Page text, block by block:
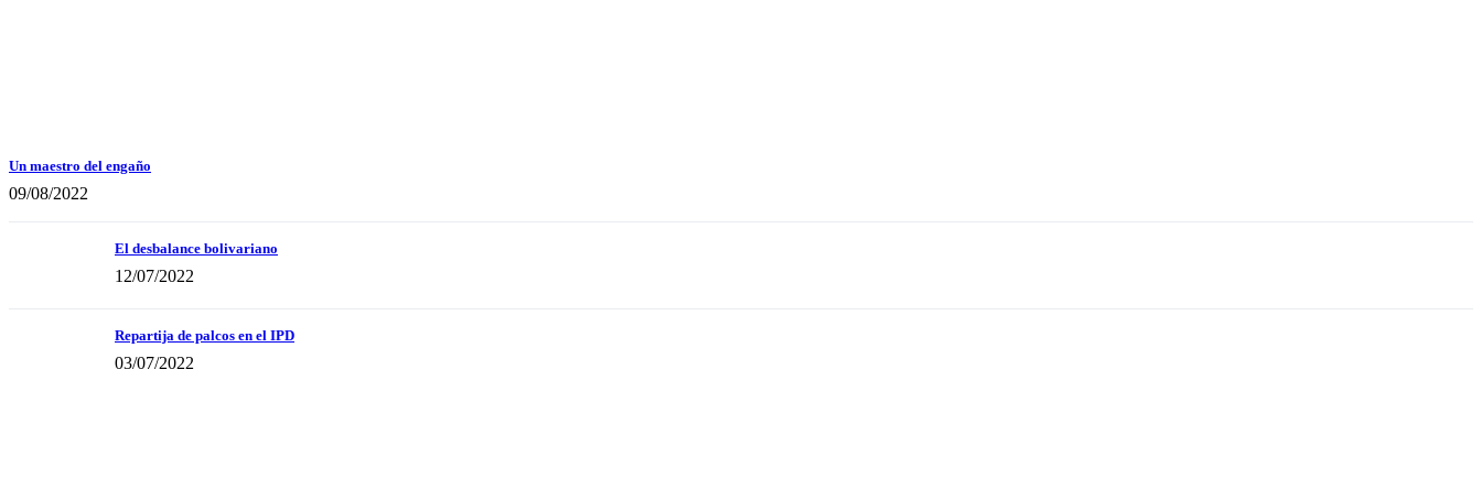
Un maestro del engaño
09/08/2022
El desbalance bolivariano
12/07/2022
Repartija de palcos en el IPD
03/07/2022